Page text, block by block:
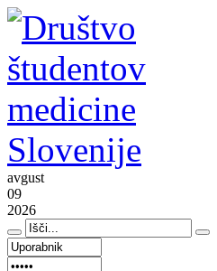
avgust
09
2026